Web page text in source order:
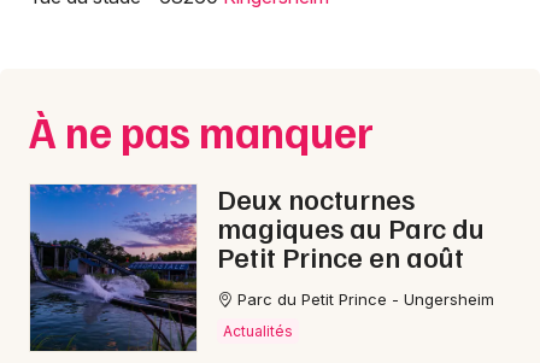
Newsletter des sorties
Artistes en tournée
Actus à Mulhouse
À ne pas manquer
Deux nocturnes
magiques au Parc du
Petit Prince en août
Parc du Petit Prince - Ungersheim
Actualités